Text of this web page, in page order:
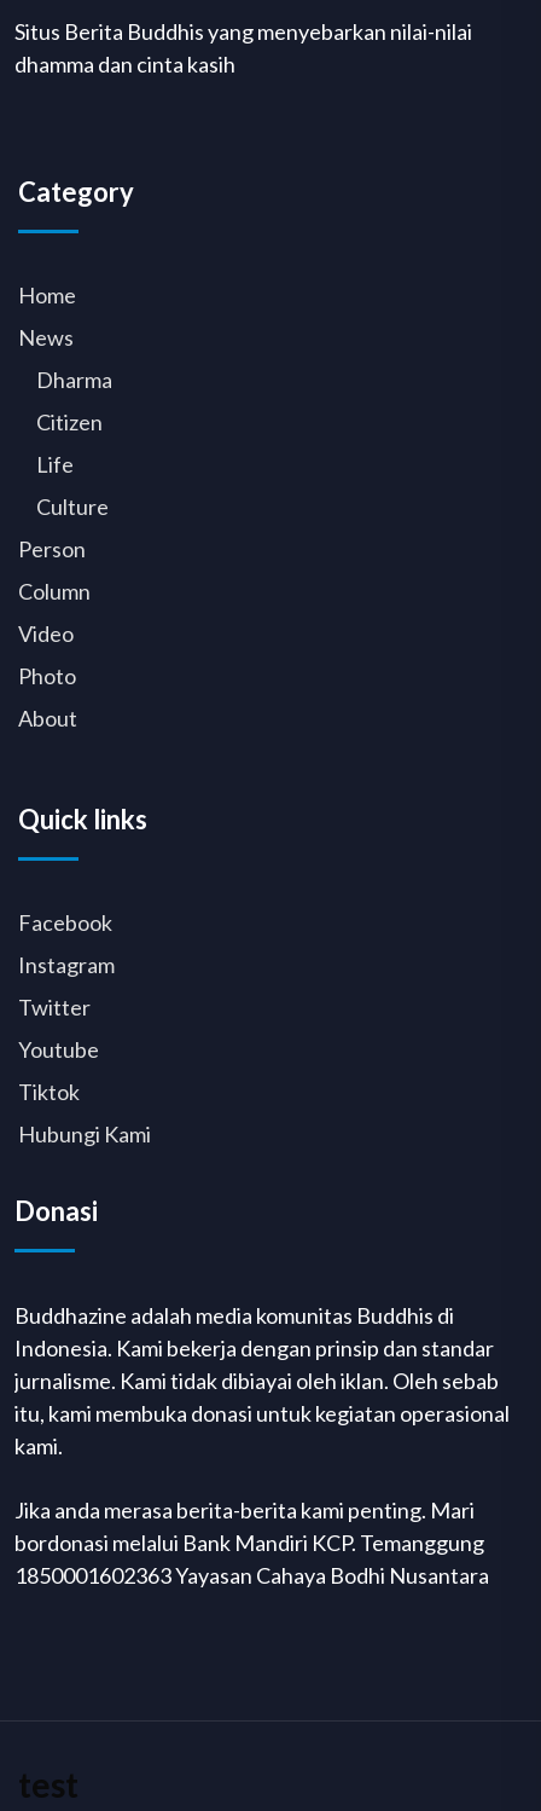
Situs Berita Buddhis yang menyebarkan nilai-nilai
dhamma dan cinta kasih
Category
Home
News
Dharma
Citizen
Life
Culture
Person
Column
Video
Photo
About
Quick links
Facebook
Instagram
Twitter
Youtube
Tiktok
Hubungi Kami
Donasi
Buddhazine adalah media komunitas Buddhis di
Indonesia. Kami bekerja dengan prinsip dan standar
jurnalisme. Kami tidak dibiayai oleh iklan. Oleh sebab
itu, kami membuka donasi untuk kegiatan operasional
kami.
Jika anda merasa berita-berita kami penting. Mari
bordonasi melalui Bank Mandiri KCP. Temanggung
1850001602363 Yayasan Cahaya Bodhi Nusantara
test